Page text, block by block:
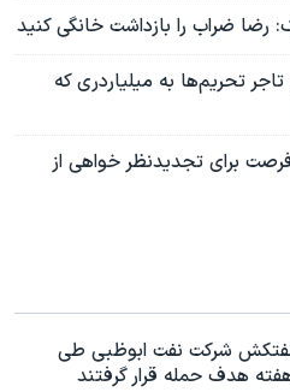
رضا ضراب را بازداشت خانگی کنید
تحریم‌ها به میلیاردری که
ابلاغ شد؛ ۲۰ روز فرصت برای تجدیدنظر خواهی از
شرکت نفت ابوظبی طی
هدف حمله قرار گرفتند